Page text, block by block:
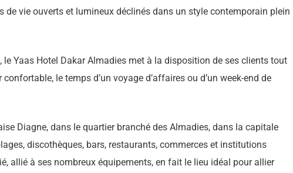
de vie ouverts et lumineux déclinés dans un style contemporain plein
le Yaas Hotel Dakar Almadies met à la disposition de ses clients tout
le temps d’un voyage d’affaires ou d’un week-end de
Diagne, dans le quartier branché des Almadies, dans la capitale
discothèques, bars, restaurants, commerces et institutions
allié à ses nombreux équipements, en fait le lieu idéal pour allier